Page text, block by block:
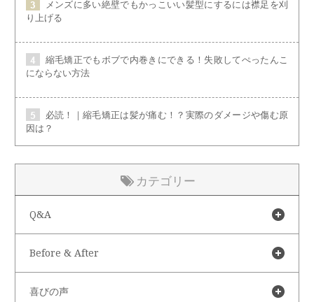
メンズに多い絶壁でもかっこいい髪型にするには襟足を刈
り上げる
縮毛矯正でもボブで内巻きにできる！失敗してぺったんこ
にならない方法
必読！｜縮毛矯正は髪が痛む！？実際のダメージや傷む原
因は？
カテゴリー
Q&A
Before & After
喜びの声